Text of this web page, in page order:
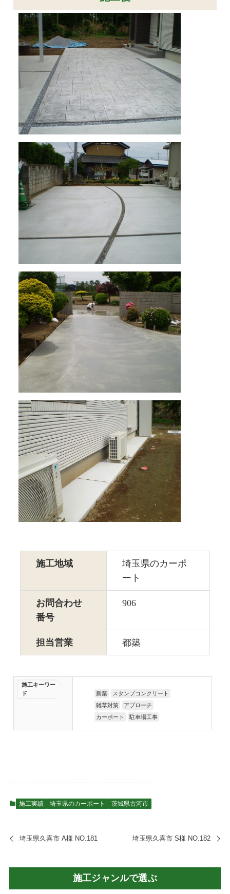
施工地域
埼玉県のカーポ
ート
お問合わせ
番号
906
担当営業 都築
施工キーワー
ド
新築
スタンプコンクリート
雑草対策
アプローチ
カーポート
駐車場工事
施工実績 埼玉県のカーポート 茨城県古河市
埼玉県久喜市 A様 NO.181 埼玉県久喜市 S様 NO.182
施工ジャンルで選ぶ